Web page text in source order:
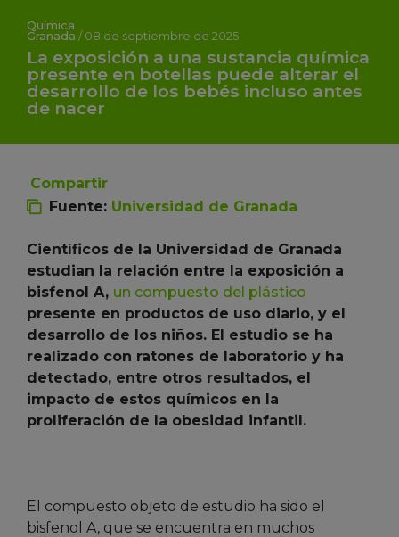
Química
Granada / 08 de septiembre de 2025
La exposición a una sustancia química
presente en botellas puede alterar el
desarrollo de los bebés incluso antes
de nacer
Compartir
Fuente: Universidad de Granada
Científicos de la Universidad de Granada
estudian la relación entre la exposición a
bisfenol A, un compuesto del plástico
presente en productos de uso diario, y el
desarrollo de los niños. El estudio se ha
realizado con ratones de laboratorio y ha
detectado, entre otros resultados, el
impacto de estos químicos en la
proliferación de la obesidad infantil.
El compuesto objeto de estudio ha sido el
bisfenol A, que se encuentra en muchos